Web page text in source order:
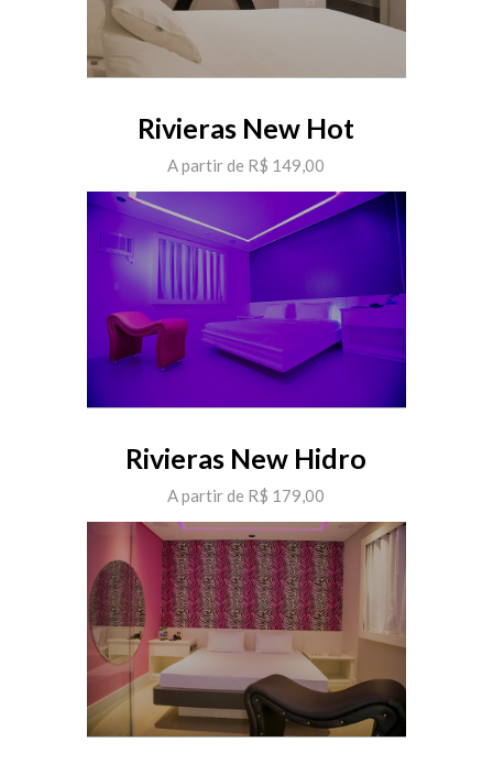
Rivieras New Hot
A partir de R$ 149,00
Rivieras New Hidro
A partir de R$ 179,00